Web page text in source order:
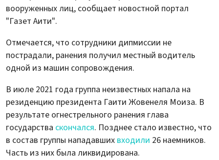
вооруженных лиц, сообщает новостной портал
"Газет Аити".
Отмечается, что сотрудники дипмиссии не
пострадали, ранения получил местный водитель
одной из машин сопровождения.
В июле 2021 года группа неизвестных напала на
резиденцию президента Гаити Жовенеля Моиза. В
результате огнестрельного ранения глава
государства скончался. Позднее стало известно, что
в состав группы нападавших входили 26 наемников.
Часть из них была ликвидирована.